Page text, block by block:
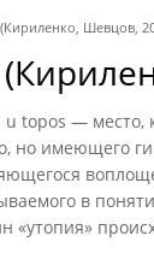
Шевцов,
topos — место,
но имеющего
в
«утопия»